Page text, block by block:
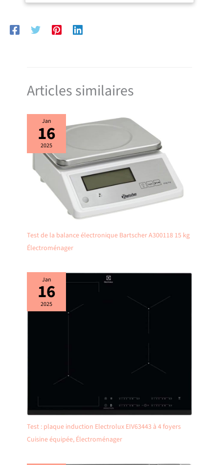
Articles similaires
Jan
16
2025
Test de la balance électronique Bartscher A300118 15 kg
Électroménager
Jan
16
2025
Test : plaque induction Electrolux EIV63443 à 4 foyers
Cuisine équipée, Électroménager